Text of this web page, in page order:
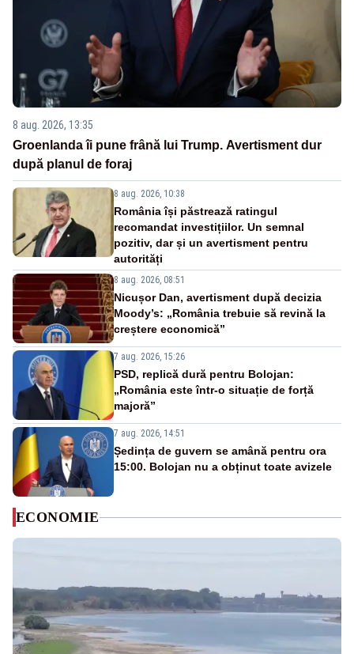
8 aug. 2026, 13:35
Groenlanda îi pune frână lui Trump. Avertisment dur
după planul de foraj
8 aug. 2026, 10:38
România își păstrează ratingul
recomandat investițiilor. Un semnal
pozitiv, dar și un avertisment pentru
autorități
8 aug. 2026, 08:51
Nicușor Dan, avertisment după decizia
Moody’s: „România trebuie să revină la
creștere economică”
7 aug. 2026, 15:26
PSD, replică dură pentru Bolojan:
„România este într-o situație de forță
majoră”
7 aug. 2026, 14:51
Ședința de guvern se amână pentru ora
15:00. Bolojan nu a obținut toate avizele
ECONOMIE